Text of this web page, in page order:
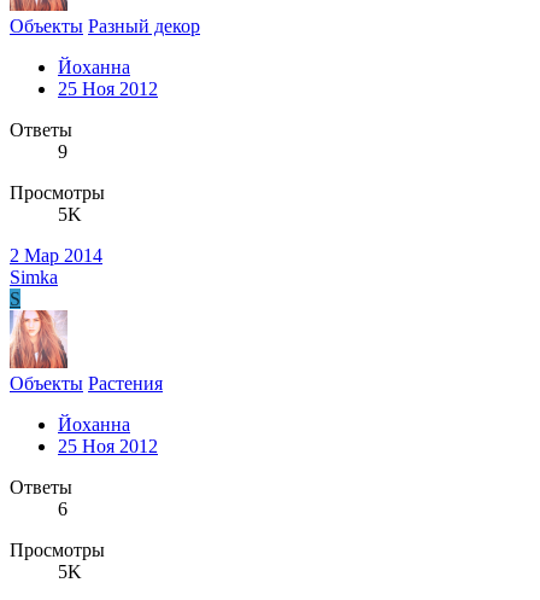
Объекты Разный декор
Йоханна
25 Ноя 2012
Ответы
9
Просмотры
5K
2 Мар 2014
Simka
S
Объекты Растения
Йоханна
25 Ноя 2012
Ответы
6
Просмотры
5K